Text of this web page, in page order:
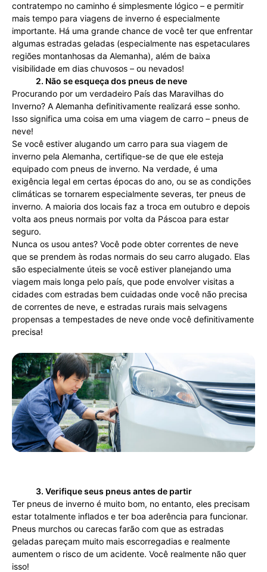
contratempo no caminho é simplesmente lógico – e permitir
mais tempo para viagens de inverno é especialmente
importante. Há uma grande chance de você ter que enfrentar
algumas estradas geladas (especialmente nas espetaculares
regiões montanhosas da Alemanha), além de baixa
visibilidade em dias chuvosos – ou nevados!
2. Não se esqueça dos pneus de neve
Procurando por um verdadeiro País das Maravilhas do
Inverno? A Alemanha definitivamente realizará esse sonho.
Isso significa uma coisa em uma viagem de carro – pneus de
neve!
Se você estiver alugando um carro para sua viagem de
inverno pela Alemanha, certifique-se de que ele esteja
equipado com pneus de inverno. Na verdade, é uma
exigência legal em certas épocas do ano, ou se as condições
climáticas se tornarem especialmente severas, ter pneus de
inverno. A maioria dos locais faz a troca em outubro e depois
volta aos pneus normais por volta da Páscoa para estar
seguro.
Nunca os usou antes? Você pode obter correntes de neve
que se prendem às rodas normais do seu carro alugado. Elas
são especialmente úteis se você estiver planejando uma
viagem mais longa pelo país, que pode envolver visitas a
cidades com estradas bem cuidadas onde você não precisa
de correntes de neve, e estradas rurais mais selvagens
propensas a tempestades de neve onde você definitivamente
precisa!
3. Verifique seus pneus antes de partir
Ter pneus de inverno é muito bom, no entanto, eles precisam
estar totalmente inflados e ter boa aderência para funcionar.
Pneus murchos ou carecas farão com que as estradas
geladas pareçam muito mais escorregadias e realmente
aumentem o risco de um acidente. Você realmente não quer
isso!